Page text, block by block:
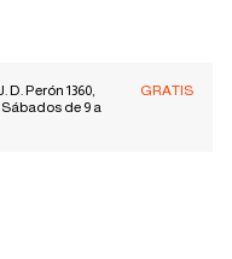
Perón 1360,
de 9 a
GRATIS